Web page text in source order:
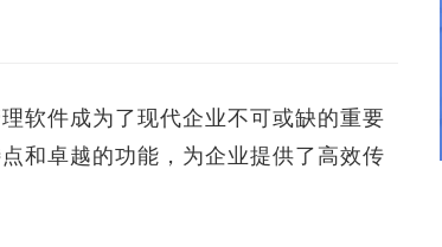
件成为了现代企业不可或缺的重要
和卓越的功能，为企业提供了高效传